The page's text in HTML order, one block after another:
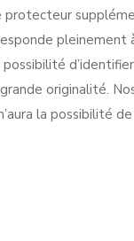
protecteur
pleinement
originalité.
la possibilité